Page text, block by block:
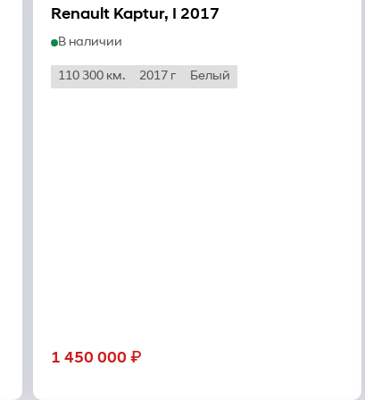
Renault Kaptur, I 2017
В наличии
110 300 км. 2017 г Белый
1 450 000 ₽